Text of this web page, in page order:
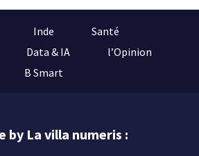
Inde
Santé
Data & IA
l’Opinion
B Smart
by La villa numeris :